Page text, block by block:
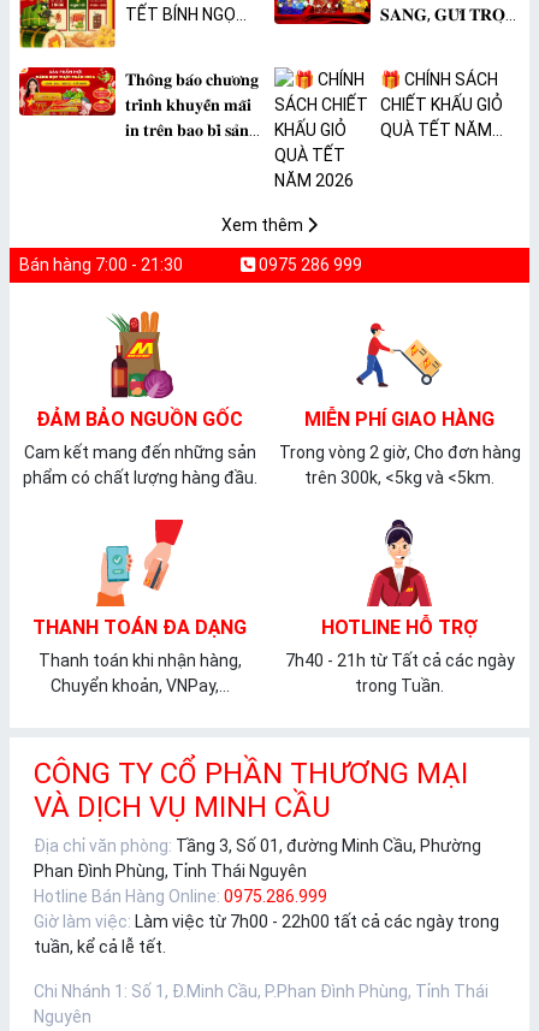
TẾT BÍNH NGỌ
𝐒𝐀𝐍𝐆, 𝐆𝐔̛̉𝐈 𝐓𝐑𝐎̣𝐍
𝐓𝐡𝐨̂𝐧𝐠 𝐛𝐚́𝐨 𝐜𝐡𝐮̛𝐨̛𝐧𝐠
𝐭𝐫𝐢̀𝐧𝐡 𝐤𝐡𝐮𝐲𝐞̂́𝐧 𝐦𝐚̃𝐢
𝐢𝐧 𝐭𝐫𝐞̂𝐧 𝐛𝐚𝐨 𝐛𝐢̀ 𝐬𝐚̉𝐧
🎁 CHÍNH SÁCH
CHIẾT KHẤU GIỎ
QUÀ TẾT NĂM
Xem thêm
Bán hàng 7:00 - 21:30 0975 286 999
ĐẢM BẢO NGUỒN GỐC
Cam kết mang đến những sản
phẩm có chất lượng hàng đầu.
MIỄN PHÍ GIAO HÀNG
Trong vòng 2 giờ, Cho đơn hàng
trên 300k, <5kg và <5km.
THANH TOÁN ĐA DẠNG
Thanh toán khi nhận hàng,
Chuyển khoản, VNPay,...
HOTLINE HỖ TRỢ
7h40 - 21h từ Tất cả các ngày
trong Tuần.
CÔNG TY CỔ PHẦN THƯƠNG MẠI
VÀ DỊCH VỤ MINH CẦU
Địa chỉ văn phòng: Tầng 3, Số 01, đường Minh Cầu, Phường
Phan Đình Phùng, Tỉnh Thái Nguyên
Hotline Bán Hàng Online: 0975.286.999
Giờ làm việc: Làm việc từ 7h00 - 22h00 tất cả các ngày trong
tuần, kể cả lễ tết.
Chi Nhánh 1 : Số 1, Đ.Minh Cầu, P.Phan Đình Phùng, Tỉnh Thái
Nguyên